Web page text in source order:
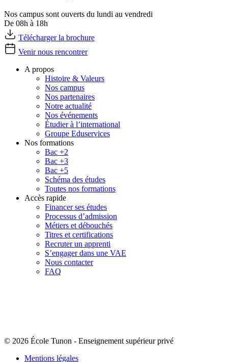
Nos campus sont ouverts du lundi au vendredi
De 08h à 18h
Télécharger la brochure
Venir nous rencontrer
A propos
Histoire & Valeurs
Nos campus
Nos partenaires
Notre actualité
Nos événements
Étudier à l’international
Groupe Eduservices
Nos formations
Bac +2
Bac +3
Bac +5
Schéma des études
Toutes nos formations
Accès rapide
Financer ses études
Processus d’admission
Métiers et débouchés
Titres et certifications
Recruter un apprenti
S’engager dans une VAE
Nous contacter
FAQ
© 2026 École Tunon - Enseignement supérieur privé
Mentions légales